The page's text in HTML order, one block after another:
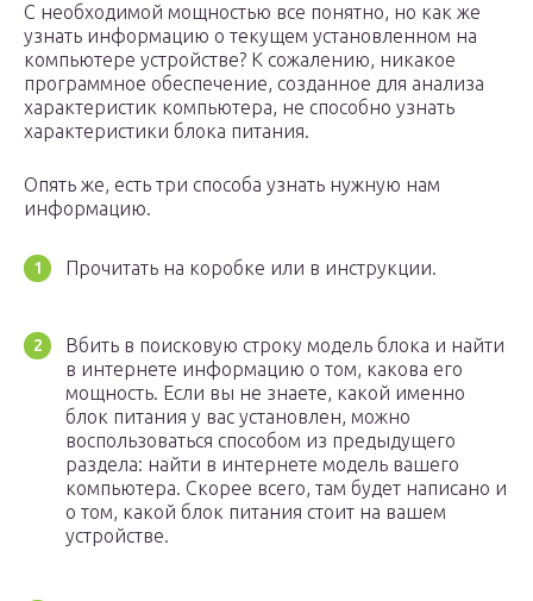
С необходимой мощностью все понятно, но как же
узнать информацию о текущем установленном на
компьютере устройстве? К сожалению, никакое
программное обеспечение, созданное для анализа
характеристик компьютера, не способно узнать
характеристики блока питания.
Опять же, есть три способа узнать нужную нам
информацию.
Прочитать на коробке или в инструкции.
Вбить в поисковую строку модель блока и найти
в интернете информацию о том, какова его
мощность. Если вы не знаете, какой именно
блок питания у вас установлен, можно
воспользоваться способом из предыдущего
раздела: найти в интернете модель вашего
компьютера. Скорее всего, там будет написано и
о том, какой блок питания стоит на вашем
устройстве.